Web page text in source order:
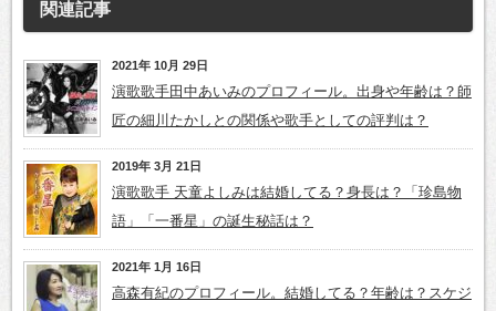
関連記事
2021年 10月 29日
演歌歌手田中あいみのプロフィール。出身や年齢は？師
匠の細川たかしとの関係や歌手としての評判は？
2019年 3月 21日
演歌歌手 天童よしみは結婚してる？身長は？「珍島物
語」「一番星」の誕生秘話は？
2021年 1月 16日
高森有紀のプロフィール。結婚してる？年齢は？スケジ